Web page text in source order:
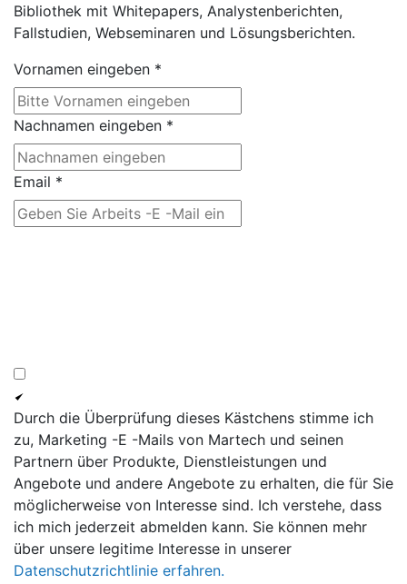
Bibliothek mit Whitepapers, Analystenberichten,
Fallstudien, Webseminaren und Lösungsberichten.
Vornamen eingeben *
Nachnamen eingeben *
Email *
Durch die Überprüfung dieses Kästchens stimme ich
zu, Marketing -E -Mails von Martech und seinen
Partnern über Produkte, Dienstleistungen und
Angebote und andere Angebote zu erhalten, die für Sie
möglicherweise von Interesse sind. Ich verstehe, dass
ich mich jederzeit abmelden kann. Sie können mehr
über unsere legitime Interesse in unserer
Datenschutzrichtlinie erfahren.